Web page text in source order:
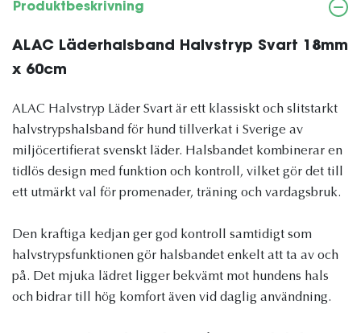
Produktbeskrivning
ALAC Läderhalsband Halvstryp Svart 18mm
x 60cm
ALAC Halvstryp Läder Svart är ett klassiskt och slitstarkt
halvstrypshalsband för hund tillverkat i Sverige av
miljöcertifierat svenskt läder. Halsbandet kombinerar en
tidlös design med funktion och kontroll, vilket gör det till
ett utmärkt val för promenader, träning och vardagsbruk.
Den kraftiga kedjan ger god kontroll samtidigt som
halvstrypsfunktionen gör halsbandet enkelt att ta av och
på. Det mjuka lädret ligger bekvämt mot hundens hals
och bidrar till hög komfort även vid daglig användning.